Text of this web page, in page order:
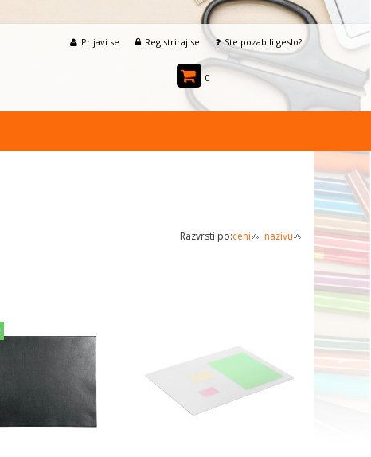
Prijavi se Registriraj se Ste pozabili geslo?
0
Razvrsti po:ceni nazivu